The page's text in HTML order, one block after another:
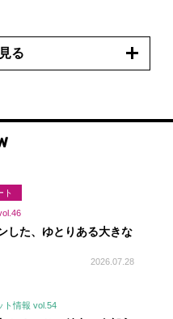
る
ト
した、ゆとりある大きな
2026.07.28
ト情報 vol.54